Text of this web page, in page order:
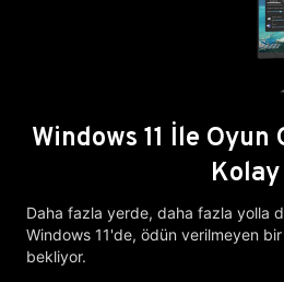
Windows 11 İle Oyun
Kolay
Daha fazla yerde, daha fazla yolla
Windows 11'de, ödün verilmeyen
bekliyor.